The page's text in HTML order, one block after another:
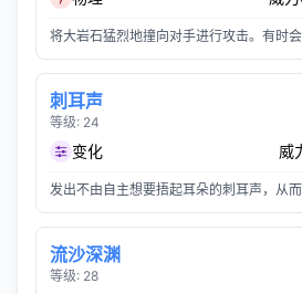
将大岩石猛烈地撞向对手进行攻击。有时会
刺耳声
等级: 24
变化 威
发出不由自主想要捂起耳朵的刺耳声，从
流沙深渊
等级: 28